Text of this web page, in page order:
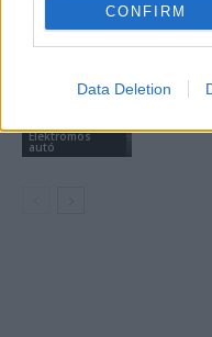
CONFIRM
Data Deletion
Elektromos
Smart
Elektromos
autó
Tesla: